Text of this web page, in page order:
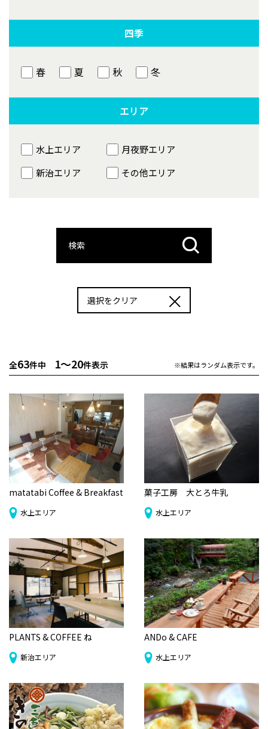
四季
春 夏 秋 冬
エリア
水上エリア
月夜野エリア
新治エリア
その他エリア
検索
選択をクリア
全63件中 1～20件表示 ※結果はランダム表示です。
matatabi Coffee & Breakfast
水上エリア
菓子工房 大とろ牛乳
水上エリア
PLANTS & COFFEE ね
新治エリア
ANDo & CAFE
水上エリア